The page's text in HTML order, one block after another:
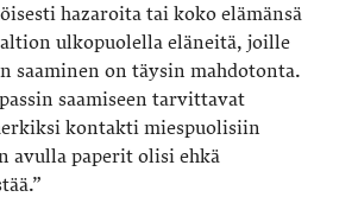
hazaroita tai koko elämänsä
ulkopuolella eläneitä, joille
saaminen on täysin mahdotonta.
saamiseen tarvittavat
kontakti miespuolisiin
avulla paperit olisi ehkä